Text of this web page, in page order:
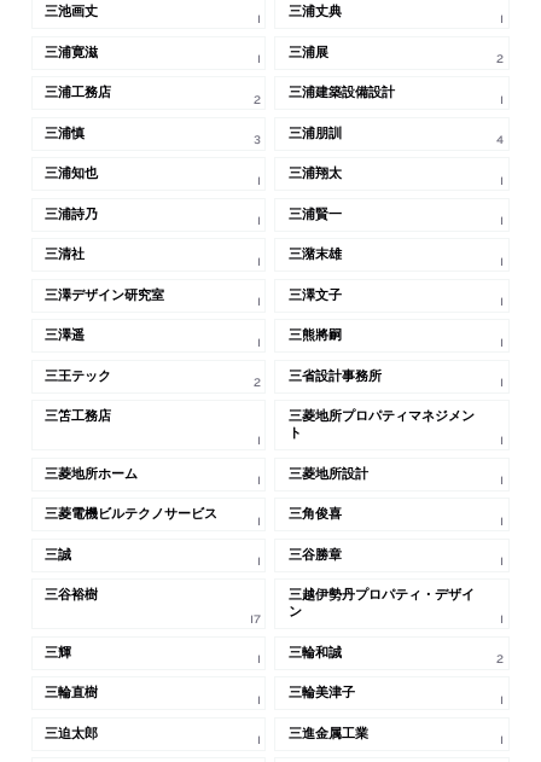
三池画丈 1 三浦丈典 1
三浦寛滋 1 三浦展 2
三浦工務店 2 三浦建築設備設計 1
三浦慎 3 三浦朋訓 4
三浦知也 1 三浦翔太 1
三浦詩乃 1 三浦賢一 1
三清社 1 三潴末雄 1
三澤デザイン研究室 1 三澤文子 1
三澤遥 1 三熊將嗣 1
三王テック 2 三省設計事務所 1
三笘工務店
1
三菱地所プロパティマネジメン
ト
1
三菱地所ホーム 1 三菱地所設計 1
三菱電機ビルテクノサービス 1 三角俊喜 1
三誠 1 三谷勝章 1
三谷裕樹
17
三越伊勢丹プロパティ・デザイ
ン
1
三輝 1 三輪和誠 2
三輪直樹 1 三輪美津子 1
三迫太郎 1 三進金属工業 1